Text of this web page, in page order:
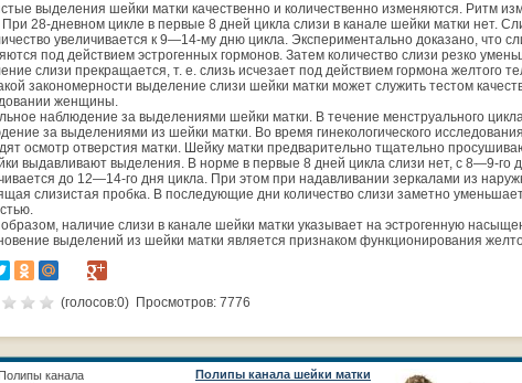
выделения шейки матки качественно и количественно изменяются. Ритм
При 28-дневном цикле в первые 8 дней цикла слизи в канале шейки матки нет.
увеличивается к 9—14-му дню цикла. Экспериментально доказано, что
под действием эстрогенных гормонов. Затем количество слизи резко
слизи прекращается, т. е. слизь исчезает под действием гормона желтого
закономерности выделение слизи шейки матки может служить тестом
женщины.
наблюдение за выделениями шейки матки. В течение менструального
за выделениями из шейки матки. Во время гинекологического
осмотр отверстия матки. Шейку матки предварительно тщательно
выдавливают выделения. В норме в первые 8 дней цикла слизи нет, с 8—9-го
до 12—14-го дня цикла. При этом при надавливании зеркалами из
слизистая пробка. В последующие дни количество слизи заметно
наличие слизи в канале шейки матки указывает на эстрогенную
выделений из шейки матки является признаком функционирования
(голосов:0) Просмотров: 7776
Полипы канала шейки матки